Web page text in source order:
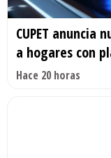
CUPET anuncia
a hogares con
Hace 20 horas